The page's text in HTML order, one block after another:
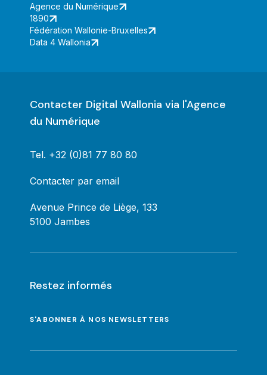
Agence du Numérique
1890
Fédération Wallonie-Bruxelles
Data 4 Wallonia
Contacter Digital Wallonia via l'Agence
du Numérique
Tel. +32 (0)81 77 80 80
Contacter par email
Avenue Prince de Liège, 133
5100 Jambes
Restez informés
S'ABONNER À NOS NEWSLETTERS